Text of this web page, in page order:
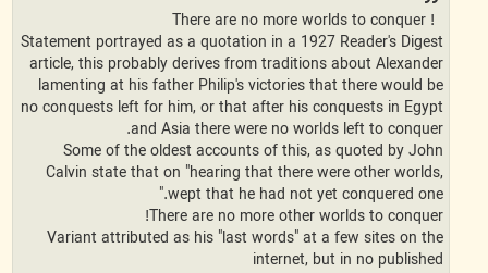
! There are no more worlds to conquer
Statement portrayed as a quotation in a 1927 Reader's Digest
article, this probably derives from traditions about Alexander
lamenting at his father Philip's victories that there would be
no conquests left for him, or that after his conquests in Egypt
and Asia there were no worlds left to conquer.
Some of the oldest accounts of this, as quoted by John
Calvin state that on "hearing that there were other worlds,
wept that he had not yet conquered one."
There are no more other worlds to conquer!
Variant attributed as his "last words" at a few sites on the
internet, but in no published